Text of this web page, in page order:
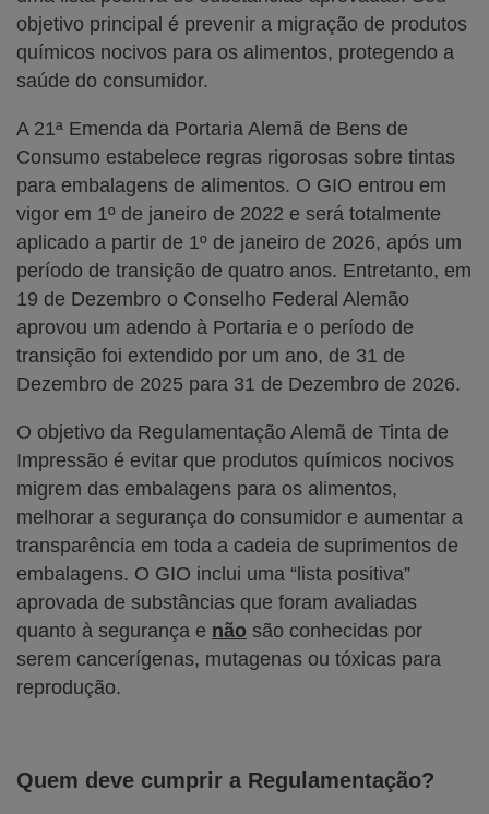
objetivo principal é prevenir a migração de produtos
químicos nocivos para os alimentos, protegendo a
saúde do consumidor.
A 21ª Emenda da Portaria Alemã de Bens de
Consumo estabelece regras rigorosas sobre tintas
para embalagens de alimentos. O GIO entrou em
vigor em 1º de janeiro de 2022 e será totalmente
aplicado a partir de 1º de janeiro de 2026, após um
período de transição de quatro anos. Entretanto, em
19 de Dezembro o Conselho Federal Alemão
aprovou um adendo à Portaria e o período de
transição foi extendido por um ano, de 31 de
Dezembro de 2025 para 31 de Dezembro de 2026.
O objetivo da Regulamentação Alemã de Tinta de
Impressão é evitar que produtos químicos nocivos
migrem das embalagens para os alimentos,
melhorar a segurança do consumidor e aumentar a
transparência em toda a cadeia de suprimentos de
embalagens. O GIO inclui uma “lista positiva”
aprovada de substâncias que foram avaliadas
quanto à segurança e não são conhecidas por
serem cancerígenas, mutagenas ou tóxicas para
reprodução.
Quem deve cumprir a Regulamentação?